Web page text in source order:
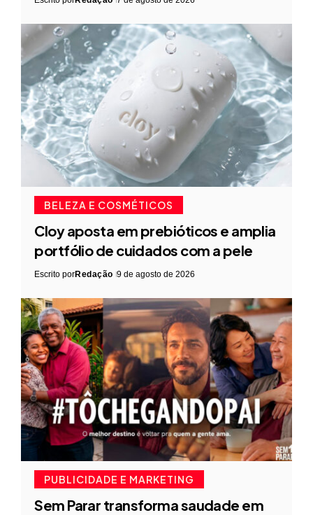
BELEZA E COSMÉTICOS
Cloy aposta em prebióticos e amplia
portfólio de cuidados com a pele
Escrito porRedação 9 de agosto de 2026
PUBLICIDADE E MARKETING
Sem Parar transforma saudade em